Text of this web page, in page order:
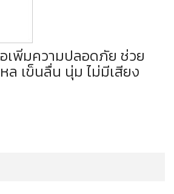
เพิ่มความปลอดภัย ช่วย
ล เข็นลื่น นุ่ม ไม่มีเสียง